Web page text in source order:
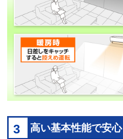
3 高い基本性能で安心